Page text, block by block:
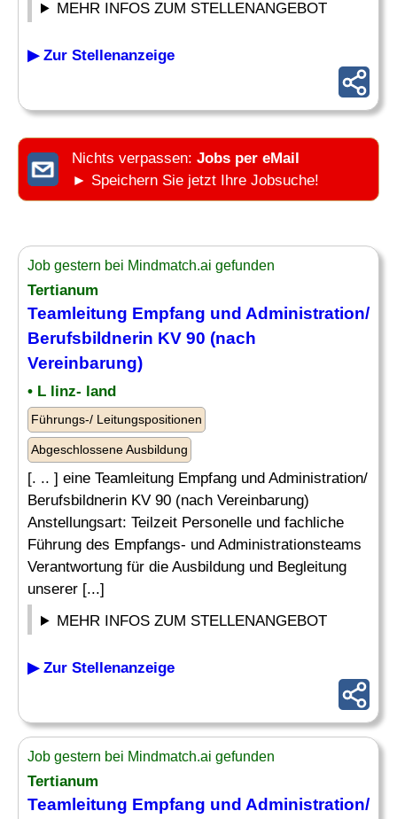
MEHR INFOS ZUM STELLENANGEBOT
▶ Zur Stellenanzeige
Nichts verpassen: Jobs per eMail
► Speichern Sie jetzt Ihre Jobsuche!
Job gestern bei Mindmatch.ai gefunden
Tertianum
Teamleitung Empfang und Administration/
Berufsbildnerin KV 90 (nach
Vereinbarung)
• L linz- land
Führungs-/ Leitungspositionen
Abgeschlossene Ausbildung
[. .. ] eine Teamleitung Empfang und Administration/
Berufsbildnerin KV 90 (nach Vereinbarung)
Anstellungsart: Teilzeit Personelle und fachliche
Führung des Empfangs- und Administrationsteams
Verantwortung für die Ausbildung und Begleitung
unserer [...]
MEHR INFOS ZUM STELLENANGEBOT
▶ Zur Stellenanzeige
Job gestern bei Mindmatch.ai gefunden
Tertianum
Teamleitung Empfang und Administration/